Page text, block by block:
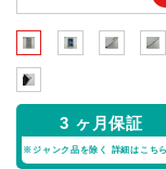
3 ヶ月保証
※ジャンク品を除く 詳細はこちら